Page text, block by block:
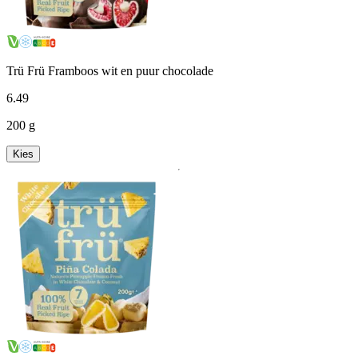
Trü Frü Framboos wit en puur chocolade
6.49
200 g
Kies